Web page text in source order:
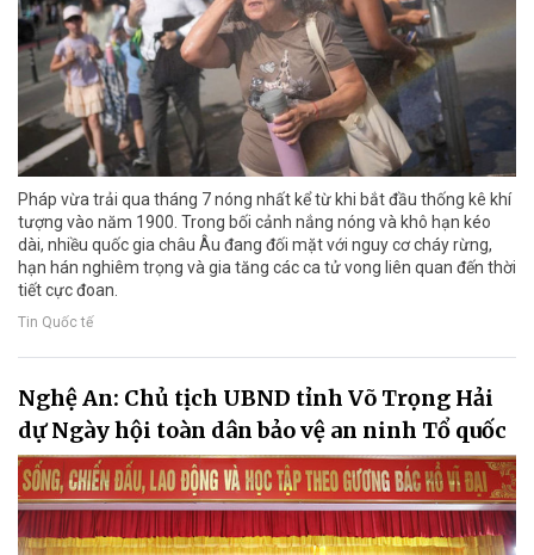
Pháp vừa trải qua tháng 7 nóng nhất kể từ khi bắt đầu thống kê khí
tượng vào năm 1900. Trong bối cảnh nắng nóng và khô hạn kéo
dài, nhiều quốc gia châu Âu đang đối mặt với nguy cơ cháy rừng,
hạn hán nghiêm trọng và gia tăng các ca tử vong liên quan đến thời
tiết cực đoan.
Tin Quốc tế
Nghệ An: Chủ tịch UBND tỉnh Võ Trọng Hải
dự Ngày hội toàn dân bảo vệ an ninh Tổ quốc